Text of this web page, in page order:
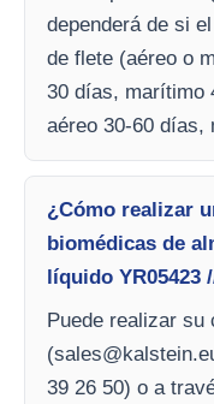
dependerá de si
de flete (aéreo o
30 días, marítimo
aéreo 30-60 días,
¿Cómo realizar
biomédicas de
líquido YR05423
Puede realizar su
(
39 26 50) o a